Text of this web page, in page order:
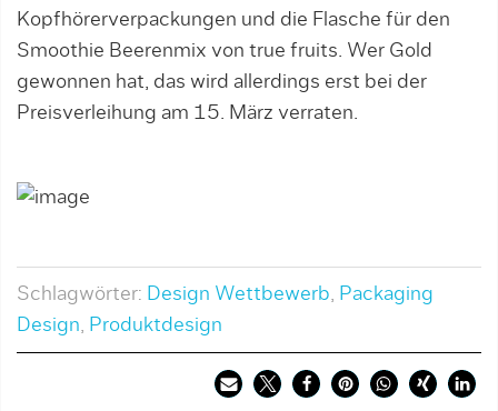
Kopfhörerverpackungen und die Flasche für den
Smoothie Beerenmix von true fruits. Wer Gold
gewonnen hat, das wird allerdings erst bei der
Preisverleihung am 15. März verraten.
Schlagwörter: Design Wettbewerb, Packaging
Design, Produktdesign